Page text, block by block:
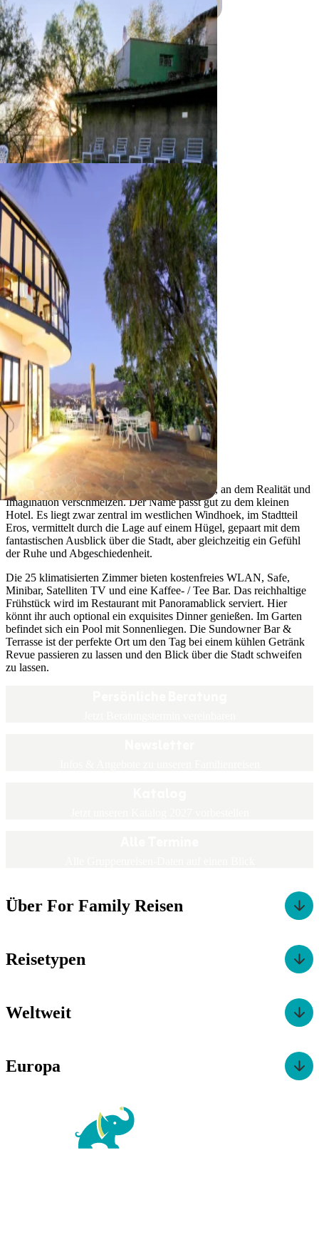
Windhoek
Hotel Thule
In der nordischen Mythologie ist Thule ein Ort, an dem Realität und
Imagination verschmelzen. Der Name passt gut zu dem kleinen
Hotel. Es liegt zwar zentral im westlichen Windhoek, im Stadtteil
Eros, vermittelt durch die Lage auf einem Hügel, gepaart mit dem
fantastischen Ausblick über die Stadt, aber gleichzeitig ein Gefühl
der Ruhe und Abgeschiedenheit.
Die 25 klimatisierten Zimmer bieten kostenfreies WLAN, Safe,
Minibar, Satelliten TV und eine Kaffee- / Tee Bar. Das reichhaltige
Frühstück wird im Restaurant mit Panoramablick serviert. Hier
könnt ihr auch optional ein exquisites Dinner genießen. Im Garten
befindet sich ein Pool mit Sonnenliegen. Die Sundowner Bar &
Terrasse ist der perfekte Ort um den Tag bei einem kühlen Getränk
Revue passieren zu lassen und den Blick über die Stadt schweifen
zu lassen.
Über For Family Reisen
Reisetypen
Weltweit
Europa